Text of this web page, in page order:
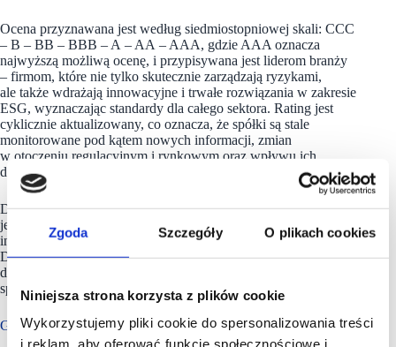
Zgoda Szczegóły O plikach cookies
Niniejsza strona korzysta z plików cookie
Wykorzystujemy pliki cookie do spersonalizowania treści
i reklam, aby oferować funkcje społecznościowe i
Ocena przyznawana jest według siedmiostopniowej skali: CCC
– B – BB – BBB – A – AA – AAA, gdzie AAA oznacza
najwyższą możliwą ocenę, i przypisywana jest liderom branży
– firmom, które nie tylko skutecznie zarządzają ryzykami,
ale także wdrażają innowacyjne i trwałe rozwiązania w zakresie
ESG, wyznaczając standardy dla całego sektora. Rating jest
cyklicznie aktualizowany, co oznacza, że spółki są stale
monitorowane pod kątem nowych informacji, zmian
w otoczeniu regulacyjnym i rynkowym oraz wpływu ich
działań na otoczenie.
Dla inwestorów instytucjonalnych MSCI ESG Rating stanowi
jedno z kluczowych narzędzi wspierających decyzje
inwestycyjne zgodne z zasadami zrównoważonego rozwoju.
Dla spółek to niezależne i rynkowe potwierdzenie jakości ich
działań w obszarze odpowiedzialności środowiskowej,
społecznej i ładu korporacyjnego.
Grupa Żabka ma ponad 11 500 sklepów